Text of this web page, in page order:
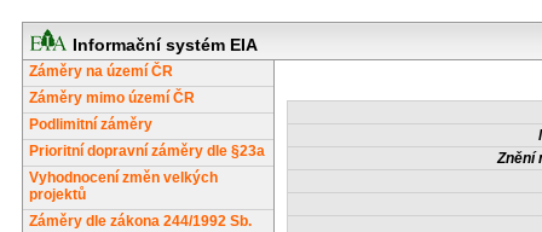
Informační systém EIA
Záměry na území ČR
Záměry mimo území ČR
Podlimitní záměry
Prioritní dopravní záměry dle §23a
Vyhodnocení změn velkých
projektů
Záměry dle zákona 244/1992 Sb.
Znění